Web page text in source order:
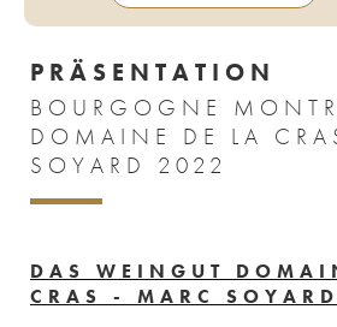
PRÄSENTATION
BOURGOGNE
DOMAINE DE LA
SOYARD 2022
DAS WEINGUT
CRAS - MARC SOYARD